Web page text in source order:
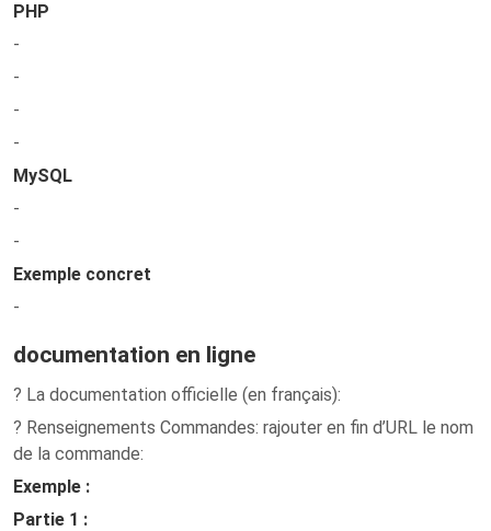
PHP
-
-
-
-
MySQL
-
-
Exemple concret
-
documentation en ligne
? La documentation officielle (en français):
? Renseignements Commandes: rajouter en fin d’URL le nom
de la commande:
Exemple :
Partie 1 :